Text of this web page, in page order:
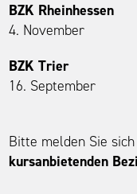
BZK Rheinhessen
4. November
BZK Trier
16. September
Bitte melden Sie
kursanbietenden